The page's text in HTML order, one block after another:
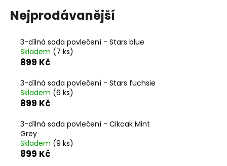
Nejprodávanější
3-dílná sada povlečení - Stars blue
Skladem (7 ks)
899 Kč
3-dílná sada povlečení - Stars fuchsie
Skladem (6 ks)
899 Kč
3-dílná sada povlečení - Cikcak Mint
Grey
Skladem (9 ks)
899 Kč
D
m